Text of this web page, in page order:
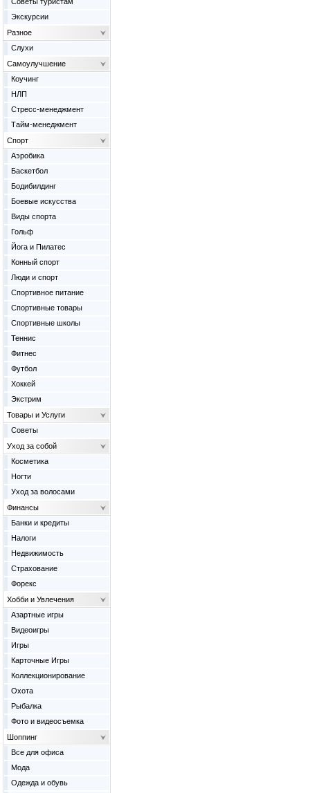
Экскурсии
Разное
Слухи
Самоулучшение
Коучинг
НЛП
Стресс-менеджмент
Тайм-менеджмент
Спорт
Аэробика
Баскетбол
Бодибилдинг
Боевые искусства
Виды спорта
Гольф
Йога и Пилатес
Конный спорт
Люди и спорт
Спортивное питание
Спортивные товары
Спортивные школы
Теннис
Фитнес
Футбол
Хоккей
Экстрим
Товары и Услуги
Советы
Уход за собой
Косметика
Ногти
Уход за волосами
Финансы
Банки и кредиты
Налоги
Недвижимость
Страхование
Форекс
Хобби и Увлечения
Азартные игры
Видеоигры
Игры
Карточные Игры
Коллекционирование
Охота
Рыбалка
Фото и видеосъемка
Шоппинг
Все для офиса
Мода
Одежда и обувь